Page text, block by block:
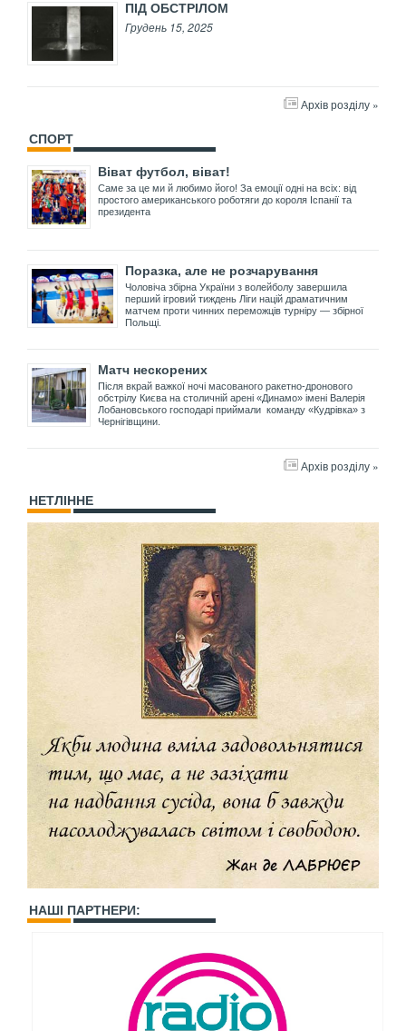
ПІД ОБСТРІЛОМ
Грудень 15, 2025
Архів розділу »
СПОРТ
Віват футбол, віват!
Саме за це ми й любимо його! За емоції одні на всіх: від
простого американського роботяги до короля Іспанії та
президента
Поразка, але не розчарування
Чоловіча збірна України з волейболу завершила
перший ігровий тиждень Ліги націй драматичним
матчем проти чинних переможців турніру — збірної
Польщі.
Матч нескорених
Після вкрай важкої ночі масованого ракетно-дронового
обстрілу Києва на столичній арені «Динамо» імені Валерія
Лобановського господарі приймали команду «Кудрівка» з
Чернігівщини.
Архів розділу »
НЕТЛІННЕ
НАШІ ПАРТНЕРИ: